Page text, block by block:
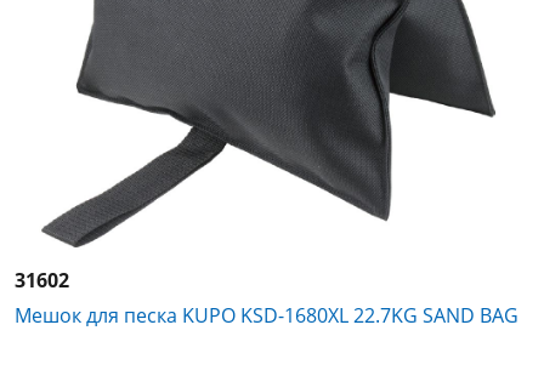
31602
Мешок для песка KUPO KSD-1680XL 22.7KG SAND BAG